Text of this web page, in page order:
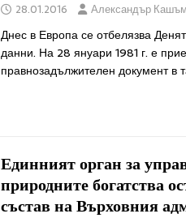
28.01.2016 Александър
Днес в Европа се отбелязва
данни. На 28 януари 1981 г. е
правнозадължителен документ в
Единният орган за
природните богатства
състав на Върховния